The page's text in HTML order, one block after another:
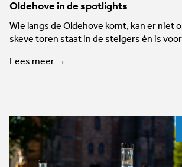
Oldehove in de spotlights
Wie langs de Oldehove komt, kan er niet
skeve toren staat in de steigers én is
Lees meer →